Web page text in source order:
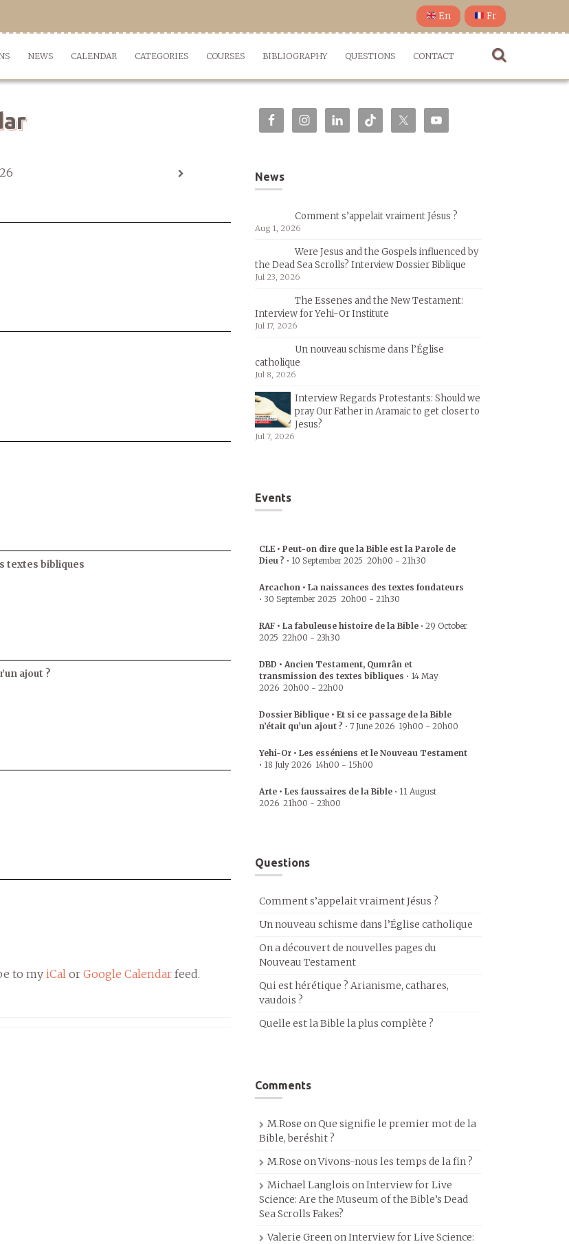
En Fr
NEWS CALENDAR CATEGORIES COURSES BIBLIOGRAPHY QUESTIONS CONTACT
textes bibliques
ajout ?
to my iCal or Google Calendar feed.
News
Comment s’appelait vraiment Jésus ?
Aug 1, 2026
Were Jesus and the Gospels influenced by
the Dead Sea Scrolls? Interview Dossier Biblique
Jul 23, 2026
The Essenes and the New Testament:
Interview for Yehi-Or Institute
Jul 17, 2026
Un nouveau schisme dans l’Église
catholique
Jul 8, 2026
Interview Regards Protestants: Should we
pray Our Father in Aramaic to get closer to
Jesus?
Jul 7, 2026
Events
CLE • Peut-on dire que la Bible est la Parole de
Dieu ? • 10 September 2025 20h00 - 21h30
Arcachon • La naissances des textes fondateurs
• 30 September 2025 20h00 - 21h30
RAF • La fabuleuse histoire de la Bible • 29 October
2025 22h00 - 23h30
DBD • Ancien Testament, Qumrân et
transmission des textes bibliques • 14 May
2026 20h00 - 22h00
Dossier Biblique • Et si ce passage de la Bible
n’était qu’un ajout ? • 7 June 2026 19h00 - 20h00
Yehi-Or • Les esséniens et le Nouveau Testament
• 18 July 2026 14h00 - 15h00
Arte • Les faussaires de la Bible • 11 August
2026 21h00 - 23h00
Questions
Comment s’appelait vraiment Jésus ?
Un nouveau schisme dans l’Église catholique
On a découvert de nouvelles pages du
Nouveau Testament
Qui est hérétique ? Arianisme, cathares,
vaudois ?
Quelle est la Bible la plus complète ?
Comments
M.Rose onQue signifie le premier mot de la
Bible, beréshit ?
M.Rose onVivons-nous les temps de la fin ?
Michael Langlois onInterview for Live
Science: Are the Museum of the Bible’s Dead
Sea Scrolls Fakes?
Valerie GreenonInterview for Live Science: